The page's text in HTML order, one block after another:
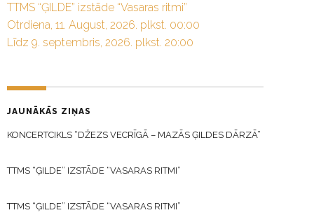
TTMS “ĢILDE” izstāde “Vasaras ritmi”
Otrdiena, 11. August, 2026. plkst. 00:00
Līdz 9. septembris, 2026. plkst. 20:00
JAUNĀKĀS ZIŅAS
KONCERTCIKLS “DŽEZS VECRĪGĀ – MAZĀS ĢILDES DĀRZĀ”
TTMS “ĢILDE” IZSTĀDE “VASARAS RITMI”
TTMS “ĢILDE” IZSTĀDE “VASARAS RITMI”